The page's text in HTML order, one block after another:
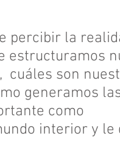
percibir la
estructuramos
cuáles son
generamos
como
interior y le